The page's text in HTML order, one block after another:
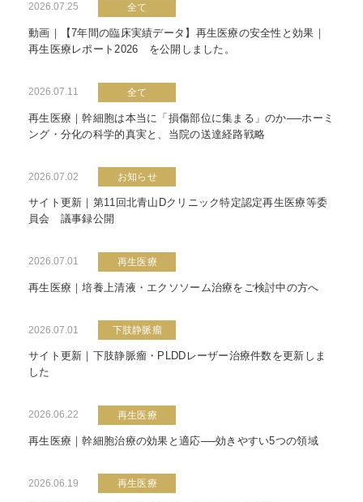
2026.07.25 全て
動画｜【7年間の臨床実績データ】再生医療の安全性と効果｜
再生医療レポート2026 を公開しました。
2026.07.11 全て
再生医療｜幹細胞は本当に「損傷部位に集まる」のか──ホーミ
ング・分化の科学的真実と、当院の送達経路戦略
2026.07.02 お知らせ
サイト更新｜第11回北青山Dクリニック特定認定再生医療等委
員会 議事録公開
2026.07.01 再生医療
再生医療｜培養上清液・エクソソーム治療をご検討中の方へ
2026.07.01 下肢静脈瘤
サイト更新｜下肢静脈瘤・PLDDレーザー治療件数を更新しま
した
2026.06.22 再生医療
再生医療｜幹細胞治療の効果と適応──効きやすい5つの領域
2026.06.19 再生医療